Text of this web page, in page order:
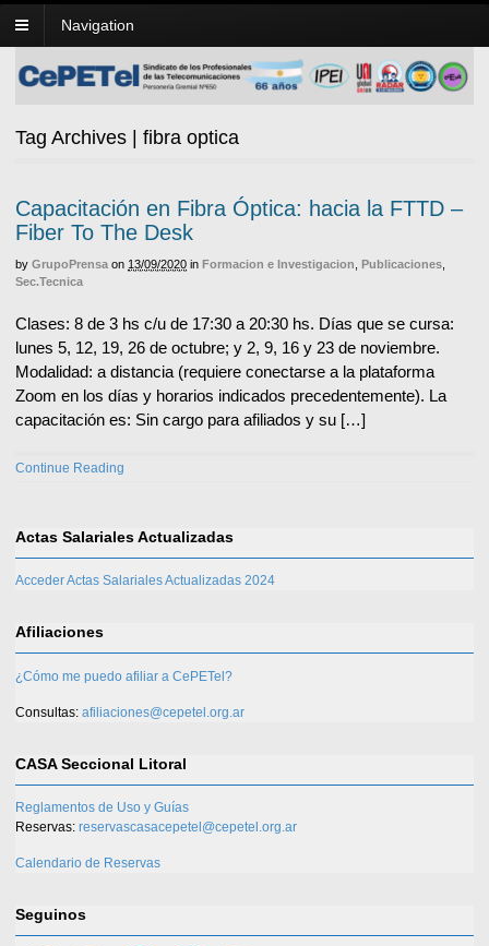
Navigation
Tag Archives | fibra optica
Capacitación en Fibra Óptica: hacia la FTTD –
Fiber To The Desk
by GrupoPrensa on 13/09/2020 in Formacion e Investigacion Publicaciones
Sec.Tecnica
Clases: 8 de 3 hs c/u de 17:30 a 20:30 hs. Días que se cursa:
lunes 5, 12, 19, 26 de octubre; y 2, 9, 16 y 23 de noviembre.
Modalidad: a distancia (requiere conectarse a la plataforma
Zoom en los días y horarios indicados precedentemente). La
capacitación es: Sin cargo para afiliados y su […]
Continue Reading
Actas Salariales Actualizadas
Acceder Actas Salariales Actualizadas 2024
Afiliaciones
¿Cómo me puedo afiliar a CePETel?
Consultas: afiliaciones@cepetel.org.ar
CASA Seccional Litoral
Reglamentos de Uso y Guías
Reservas: reservascasacepetel@cepetel.org.ar
Calendario de Reservas
Seguinos